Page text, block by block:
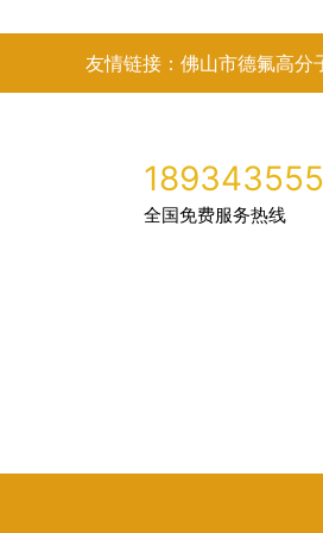
友情链接：佛山市德氟高分
全国免费服务热线